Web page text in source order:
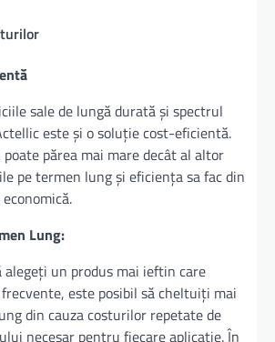
sale de lungă durată și spectrul
este și o soluție cost-eficientă.
părea mai mare decât al altor
pe termen lung și eficiența sa fac din
Lung:
alegeți un produs mai ieftin care
este posibil să cheltuiți mai
din cauza costurilor repetate de
necesar pentru fiecare aplicație. În